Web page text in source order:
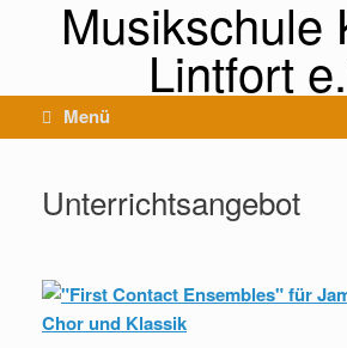
Musikschule
Lintfort
Menü
Unterrichtsangebot